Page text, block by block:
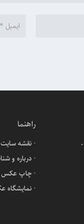
راهنما
نقشه سایت
درباره و
چاپ عکس
نمایشگاه